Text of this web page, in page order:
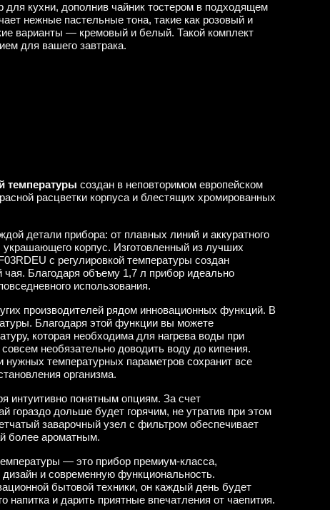
для кухни, дополнив чайник тостером в подходящем
нежные пастельные тона, такие как розовый и
варианты — кремовый и белый. Такой комплект
для вашего завтрака.
температуры создан в неповторимом европейском
расцветки корпуса и блестящих хромированных
детали прибора: от плавных линий и аккуратного
украшающего корпус. Изготовленный из лучших
с регулировкой температуры создан
Благодаря объему 1,7 л прибор идеально
использования.
производителей рядом инновационных функций. В
Благодаря этой функции вы можете
которая необходима для нагрева воды при
необязательно доводить воду до кипения.
температурных параметров сохранит все
организма.
интуитивно понятным опциям. За счет
гораздо дольше будет горячим, не утратив при этом
заварочный узел с фильтром обеспечивает
более ароматным.
— это прибор премиум-класса,
и современную функциональность.
бытовой техники, он каждый день будет
напитка и дарить приятные впечатления от чаепития.